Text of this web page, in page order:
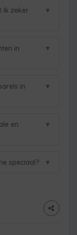
ik zeker
▼
in
▼
in
▼
en
▼
speciaal? ▼